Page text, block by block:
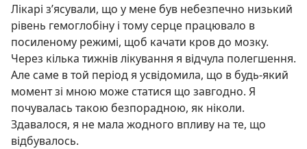
Лікарі з’ясували, що у мене був небезпечно низький
рівень гемоглобіну і тому серце працювало в
посиленому режимі, щоб качати кров до мозку.
Через кілька тижнів лікування я відчула полегшення.
Але саме в той період я усвідомила, що в будь-який
момент зі мною може статися що завгодно. Я
почувалась такою безпорадною, як ніколи.
Здавалося, я не мала жодного впливу на те, що
відбувалось.